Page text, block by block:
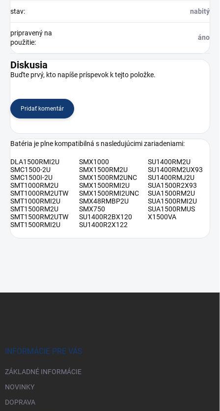
stav: nabitý
pripravený na
použitie:
áno
Diskusia
Buďte prvý, kto napíše príspevok k tejto položke.
Pridať komentár
Batéria je plne kompatibilná s nasledujúcimi zariadeniami:
DLA1500RMI2U
SMC1500-2U
SMC1500I-2U
SMT1000RM2U
SMT1000RM2UTW
SMT1000RMI2U
SMT1500RM2U
SMT1500RM2UTW
SMT1500RMI2U
SMX1000
SMX1500RM2U
SMX1500RM2UNC
SMX1500RMI2U
SMX1500RMI2UNC
SMX48RMBP2U
SMX750
SU1400R2BX120
SU1400R2X122
SU1400RM2U
SU1400RM2UX93
SU1400RMJ2U
SUA1500R2X93
SUA1500RM2U
SUA1500RMI2U
SUA1500RMUS
X1500VA
INFORMÁCIE PRE VÁS
ZÁKLADNÉ INFORMÁCIE
NOVINKY
DOPRAVA